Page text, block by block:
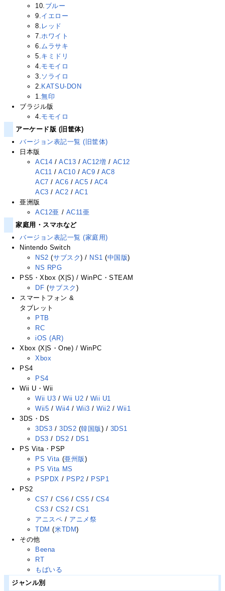
10. ブルー
9. イエロー
8. レッド
7. ホワイト
6. ムラサキ
5. キミドリ
4. モモイロ
3. ソライロ
2. KATSU-DON
1.無印
ブラジル版
4. モモイロ
アーケード版 (旧筐体)
バージョン表記一覧 (旧筐体)
日本版
AC14 /AC13 / AC12増 / AC12
AC11 /AC10 / AC9 / AC8
AC7 / AC6 / AC5 / AC4
AC3 / AC2 / AC1
亜洲版
AC12亜 / AC11亜
家庭用・スマホなど
バージョン表記一覧 (家庭用)
Nintendo Switch
NS2 (サブスク) / NS1 (中国版)
NS RPG
PS5・Xbox (X|S) / WinPC・STEAM
DF (サブスク )
スマートフォン &
タブレット
PTB
RC
iOS (AR)
Xbox (X|S・One) / WinPC
Xbox
PS4
PS4
Wii U・Wii
Wii U3 /Wii U2 / Wii U1
Wii5 /Wii4 / Wii3 /Wii2 / Wii1
3DS・DS
3DS3 /3DS2 (韓国版) / 3DS1
DS3 / DS2 / DS1
PS Vita・PSP
PS Vita (亜州版)
PS Vita MS
PSPDX / PSP2 / PSP1
PS2
CS7 / CS6 / CS5 / CS4
CS3 / CS2 / CS1
アニスペ / アニメ祭
TDM (米TDM)
その他
Beena
RT
もばいる
ジャンル別